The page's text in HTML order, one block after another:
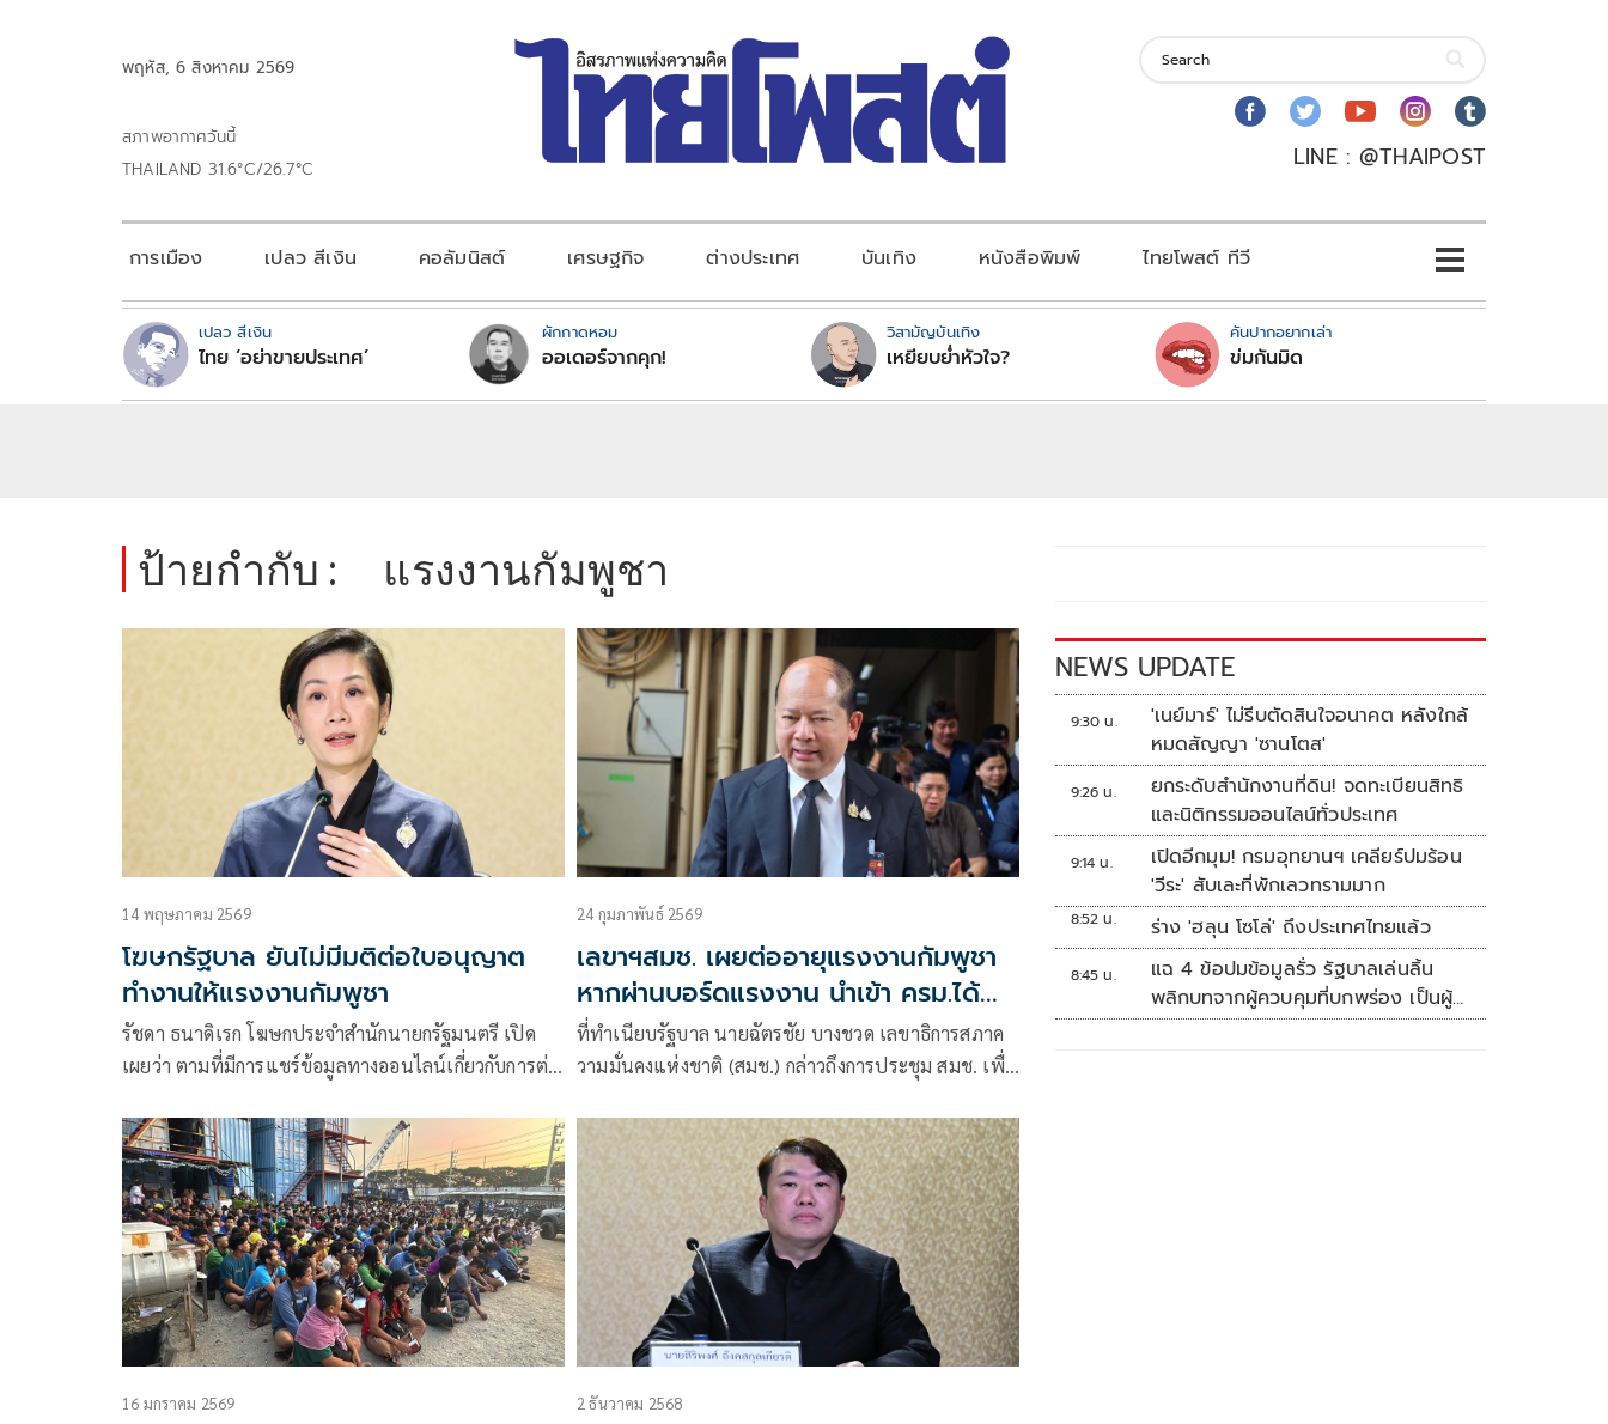
พฤหัส, 6 สิงหาคม 2569
สภาพอากาศวันนี้
THAILAND 31.6°C/26.7°C
LINE : @THAIPOST
การเมือง เปลว สีเงิน คอลัมนิสต์ เศรษฐกิจ ต่างประเทศ บันเทิง หนังสือพิมพ์ ไทยโพสต์ ทีวี
เปลว สีเงิน
ไทย ‘อย่าขายประเทศ’
ผักกาดหอม
ออเดอร์จากคุก!
วิสามัญบันเทิง
เหยียบย่ำหัวใจ?
คันปากอยากเล่า
ข่มกันมิด
ป้ายกำกับ : แรงงานกัมพูชา
14 พฤษภาคม 2569
โฆษกรัฐบาล ยันไม่มีมติต่อใบอนุญาต
ทำงานให้แรงงานกัมพูชา
รัชดา ธนาดิเรก โฆษกประจำสำนักนายกรัฐมนตรี เปิด
เผยว่า ตามที่มีการแชร์ข้อมูลทางออนไลน์เกี่ยวกับการต่อ
คน ที่ยังอยู่นอกระบบนั้น เป็นเพียงข้อเสนอของสภา
อุตสาหกรรมแห่งประเทศไทย (ส.อ.ท.)
24 กุมภาพันธ์ 2569
เลขาฯสมช. เผยต่ออายุแรงงานกัมพูชา
หากผ่านบอร์ดแรงงาน นำเข้า ครม.ได้
เลย
ที่ทำเนียบรัฐบาล นายฉัตรชัย บางชวด เลขาธิการสภาค
วามมั่นคงแห่งชาติ (สมช.) กล่าวถึงการประชุม สมช. เพื่อ
16 มกราคม 2569 2 ธันวาคม 2568
NEWS UPDATE
9:30 น.
'เนย์มาร์' ไม่รีบตัดสินใจอนาคต หลังใกล้
หมดสัญญา 'ซานโตส'
9:26 น.
ยกระดับสำนักงานที่ดิน! จดทะเบียนสิทธิ
และนิติกรรมออนไลน์ทั่วประเทศ
9:14 น.
เปิดอีกมุม! กรมอุทยานฯ เคลียร์ปมร้อน
'วีระ' สับเละที่พักเลวทรามมาก
8:52 น. ร่าง 'ฮลุน โซโล่' ถึงประเทศไทยแล้ว
8:45 น.
แฉ 4 ข้อปมข้อมูลรั่ว รัฐบาลเล่นลิ้น
พลิกบทจากผู้ควบคุมที่บกพร่อง เป็นผู้
เสียหายขู่ฟ้องคนเอาความจริงมาพูด